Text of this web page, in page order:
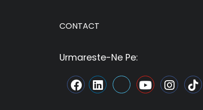
CONTACT
Urmareste-Ne Pe: